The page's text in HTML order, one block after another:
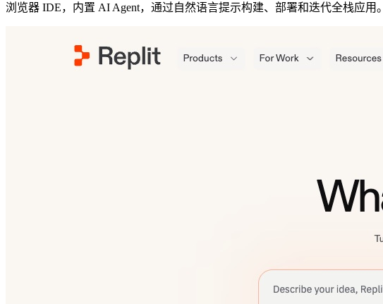
浏览器 IDE，内置 AI Agent，通过自然语言提示构建、部署和迭代全栈应用。